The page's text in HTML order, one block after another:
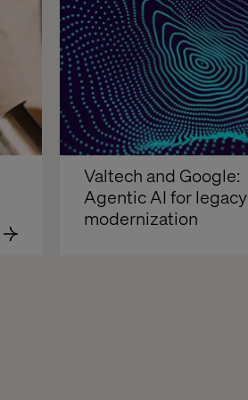
Valtech and Google:
Agentic AI for legacy
modernization